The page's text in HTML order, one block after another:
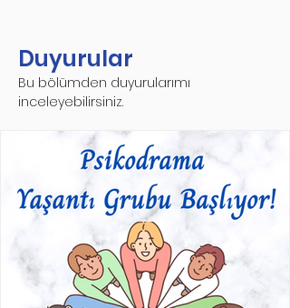
Duyurular
Bu bölümden duyurularımı
inceleyebilirsiniz.